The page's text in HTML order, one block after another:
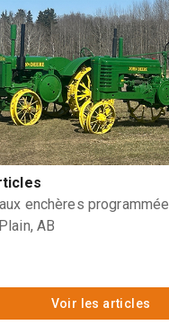
enchères programmée
AB
Voir les articles